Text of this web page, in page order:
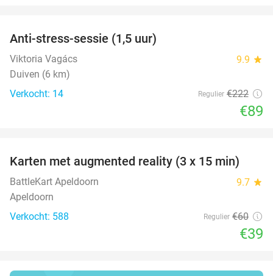
Anti-stress-sessie (1,5 uur)
Viktoria Vagács 9.9 star
Duiven (6 km)
Verkocht: 14
Regulier €222
€89
35%
Karten met augmented reality (3 x 15 min)
BattleKart Apeldoorn 9.7 star
Apeldoorn
Verkocht: 588
Regulier €60
€39